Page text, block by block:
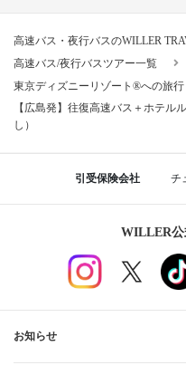
高速バス・夜行バスのWILLER
高速バス/夜行バスツアー一覧
東京ディズニーリゾート®への旅行
【広島発】往復高速バス＋ホテル
し）
引受保険会社 チ
WILLER公
お知らせ